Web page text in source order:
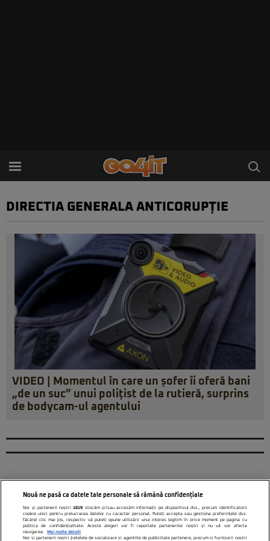
DIRECTIA GENERALA ANTICORUPȚIE
VIDEO | Momentul în care un șofer îi oferă bani
„de un suc” unui polițist de la rutieră, surprins
de bodycam-ul agentului
Nouă ne pasă ca datele tale personale să rămână confidențiale
Noi și partenerii noștri1019 stocăm și/sau accesăm informații pe dispozitivul dvs., precum identificatorii
cookie unici pentru prelucrarea datelor cu caracter personal. Puteți accepta sau gestiona preferințele dvs.
făcând clic mai jos, respectiv vă puteți opune utilizării unui interes legitim în orice moment pe pagina cu
politica de confidențialitate. Aceste alegeri vor fi raportate partenerilor noștri și nu vă vor afecta
navigarea.
Mai multe detalii
Noi si partenerii nostri (retelele de socializare si agentiile de publicitate partenere, precum si furnizorii nostri